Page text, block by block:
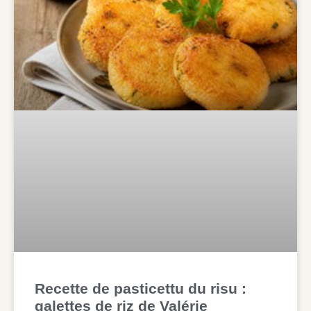
Recette de pasticettu du risu :
galettes de riz de Valérie